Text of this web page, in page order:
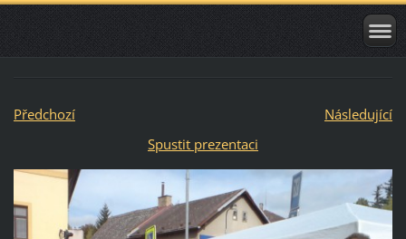
Předchozí
Následující
Spustit prezentaci